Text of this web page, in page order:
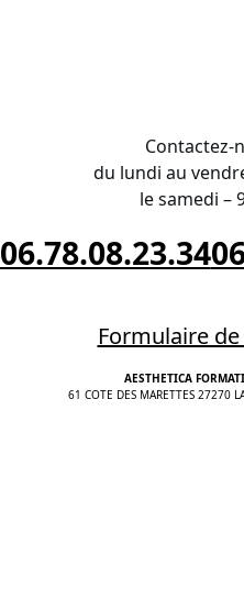
Contactez-
du lundi au
le samedi –
06.78.08.23.34
Formulaire
AESTHETICA
61 COTE DES MARETTES 27270